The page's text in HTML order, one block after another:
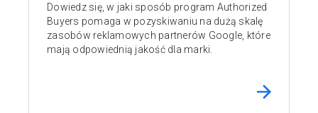
Dowiedz się, w jaki sposób program Authorized
Buyers pomaga w pozyskiwaniu na dużą skalę
zasobów reklamowych partnerów Google, które
mają odpowiednią jakość dla marki.